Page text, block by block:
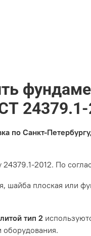
24379.1-
по Санкт-
24379.1-2012. По
шайба плоская или
тип 2
оборудования.